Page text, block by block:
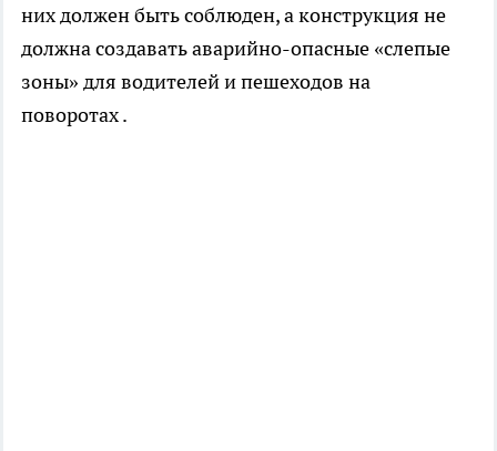
них должен быть соблюден, а конструкция не
должна создавать аварийно-опасные «слепые
зоны» для водителей и пешеходов на
поворотах .